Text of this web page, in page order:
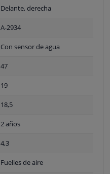
Delante, derecha
A-2934
Con sensor de agua
47
19
18,5
2 años
4,3
Fuelles de aire